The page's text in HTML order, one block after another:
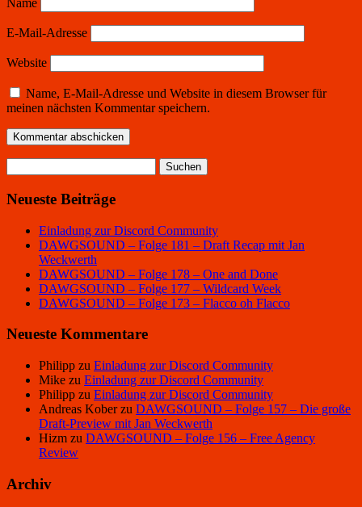
Name
E-Mail-Adresse
Website
Name, E-Mail-Adresse und Website in diesem Browser für
meinen nächsten Kommentar speichern.
nach:
Neueste Beiträge
Einladung zur Discord Community
DAWGSOUND – Folge 181 – Draft Recap mit Jan
Weckwerth
DAWGSOUND – Folge 178 – One and Done
DAWGSOUND – Folge 177 – Wildcard Week
DAWGSOUND – Folge 173 – Flacco oh Flacco
Neueste Kommentare
Philipp zu Einladung zur Discord Community
Mike zu Einladung zur Discord Community
Philipp zu Einladung zur Discord Community
Andreas Koberzu DAWGSOUND – Folge 157 – Die große
Draft-Preview mit Jan Weckwerth
Hizm zu DAWGSOUND – Folge 156 – Free Agency
Review
Archiv